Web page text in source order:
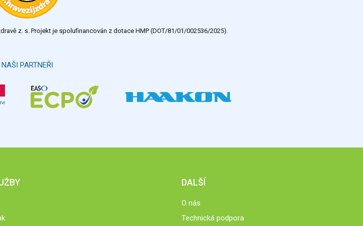
z. s. Projekt je spolufinancován z dotace HMP (DOT/81/01/002536/2025).
NAŠI PARTNEŘI
DALŠÍ
O nás
Technická podpora